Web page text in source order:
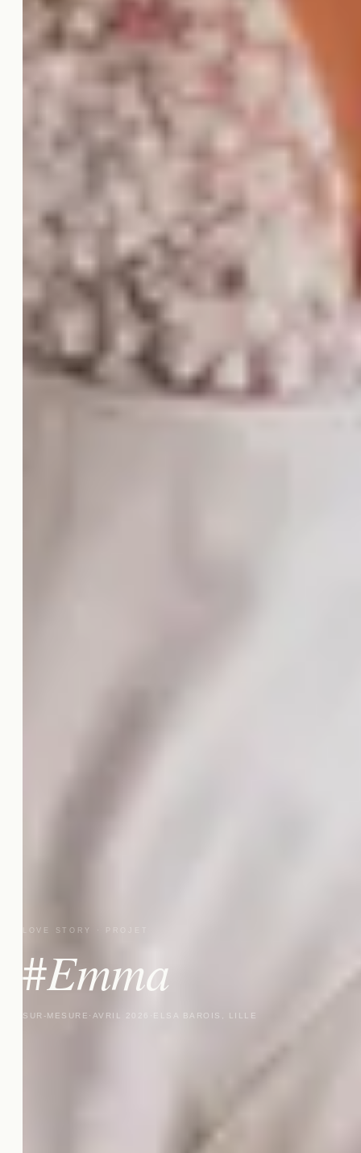
LOVE STORY · PROJET
#Emma
SUR-MESURE · AVRIL 2026 ELSA BAROIS, LILLE